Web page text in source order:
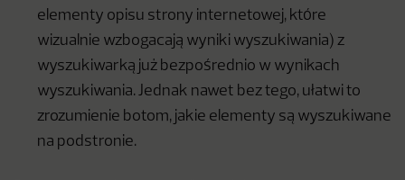
elementy opisu strony internetowej, które
wizualnie wzbogacają wyniki wyszukiwania) z
wyszukiwarką już bezpośrednio w wynikach
wyszukiwania. Jednak nawet bez tego, ułatwi to
zrozumienie botom, jakie elementy są wyszukiwane
na podstronie.